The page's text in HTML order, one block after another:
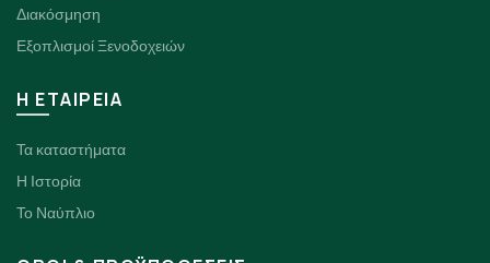
Διακόσμηση
Εξοπλισμοί Ξενοδοχειών
H ΕΤΑΙΡΕΙΑ
Τα καταστήματα
Η Ιστορία
Το Ναύπλιο